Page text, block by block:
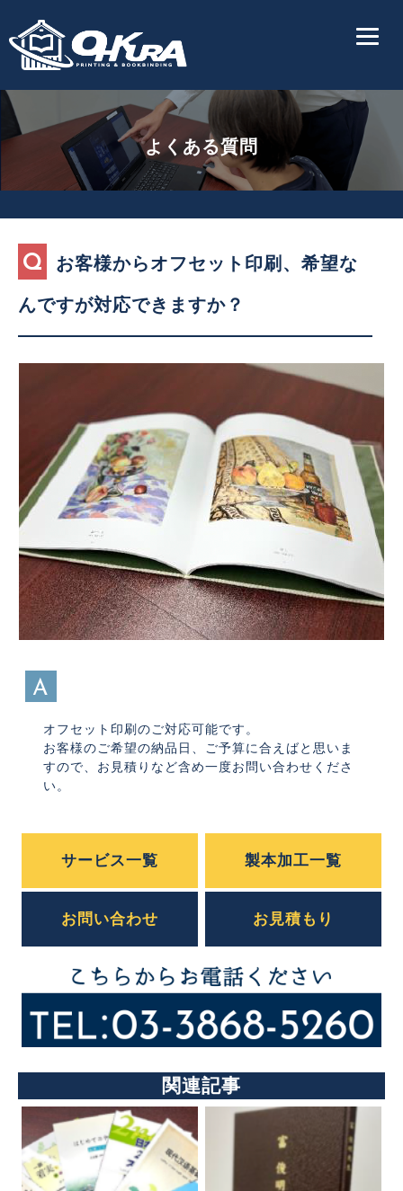
よくある質問
お客様からオフセット印刷、希望な
んですが対応できますか？
A
オフセット印刷のご対応可能です。
お客様のご希望の納品日、ご予算に合えばと思いま
すので、お見積りなど含め一度お問い合わせくださ
い。
サービス一覧 製本加工一覧
お問い合わせ お見積もり
関連記事